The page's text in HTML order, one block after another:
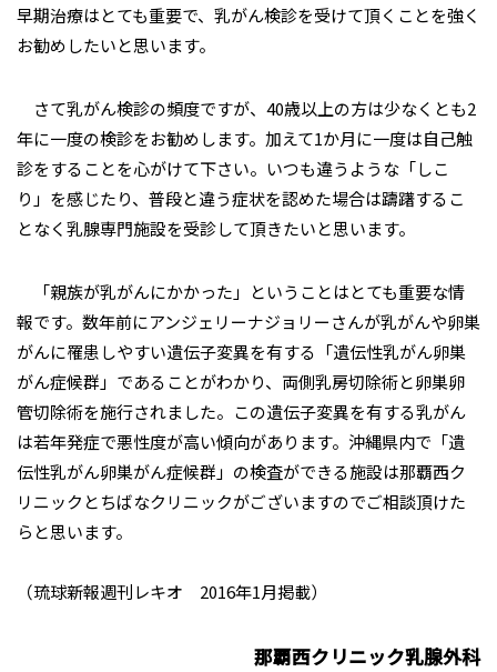
早期治療はとても重要で、乳がん検診を受けて頂くことを強く
お勧めしたいと思います。
さて乳がん検診の頻度ですが、40歳以上の方は少なくとも2
年に一度の検診をお勧めします。加えて1か月に一度は自己触
診をすることを心がけて下さい。いつも違うような「しこ
り」を感じたり、普段と違う症状を認めた場合は躊躇するこ
となく乳腺専門施設を受診して頂きたいと思います。
「親族が乳がんにかかった」ということはとても重要な情
報です。数年前にアンジェリーナジョリーさんが乳がんや卵巣
がんに罹患しやすい遺伝子変異を有する「遺伝性乳がん卵巣
がん症候群」であることがわかり、両側乳房切除術と卵巣卵
管切除術を施行されました。この遺伝子変異を有する乳がん
は若年発症で悪性度が高い傾向があります。沖縄県内で「遺
伝性乳がん卵巣がん症候群」の検査ができる施設は那覇西ク
リニックとちばなクリニックがございますのでご相談頂けた
らと思います。
（琉球新報週刊レキオ 2016年1月掲載）
那覇西クリニック乳腺外科